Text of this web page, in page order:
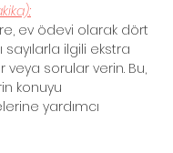
ev ödevi olarak dört
sayılarla ilgili ekstra
veya sorular verin. Bu,
konuyu
yardımcı